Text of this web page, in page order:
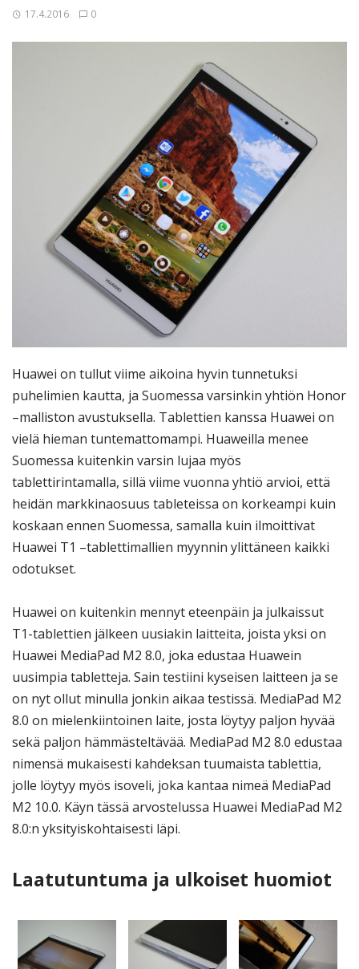
17.4.2016 0
Huawei on tullut viime aikoina hyvin tunnetuksi
puhelimien kautta, ja Suomessa varsinkin yhtiön Honor
–malliston avustuksella. Tablettien kanssa Huawei on
vielä hieman tuntemattomampi. Huaweilla menee
Suomessa kuitenkin varsin lujaa myös
tablettirintamalla, sillä viime vuonna yhtiö arvioi, että
heidän markkinaosuus tableteissa on korkeampi kuin
koskaan ennen Suomessa, samalla kuin ilmoittivat
Huawei T1 –tablettimallien myynnin ylittäneen kaikki
odotukset.
Huawei on kuitenkin mennyt eteenpäin ja julkaissut
T1-tablettien jälkeen uusiakin laitteita, joista yksi on
Huawei MediaPad M2 8.0, joka edustaa Huawein
uusimpia tabletteja. Sain testiini kyseisen laitteen ja se
on nyt ollut minulla jonkin aikaa testissä. MediaPad M2
8.0 on mielenkiintoinen laite, josta löytyy paljon hyvää
sekä paljon hämmästeltävää. MediaPad M2 8.0 edustaa
nimensä mukaisesti kahdeksan tuumaista tablettia,
jolle löytyy myös isoveli, joka kantaa nimeä MediaPad
M2 10.0. Käyn tässä arvostelussa Huawei MediaPad M2
8.0:n yksityiskohtaisesti läpi.
Laatutuntuma ja ulkoiset huomiot